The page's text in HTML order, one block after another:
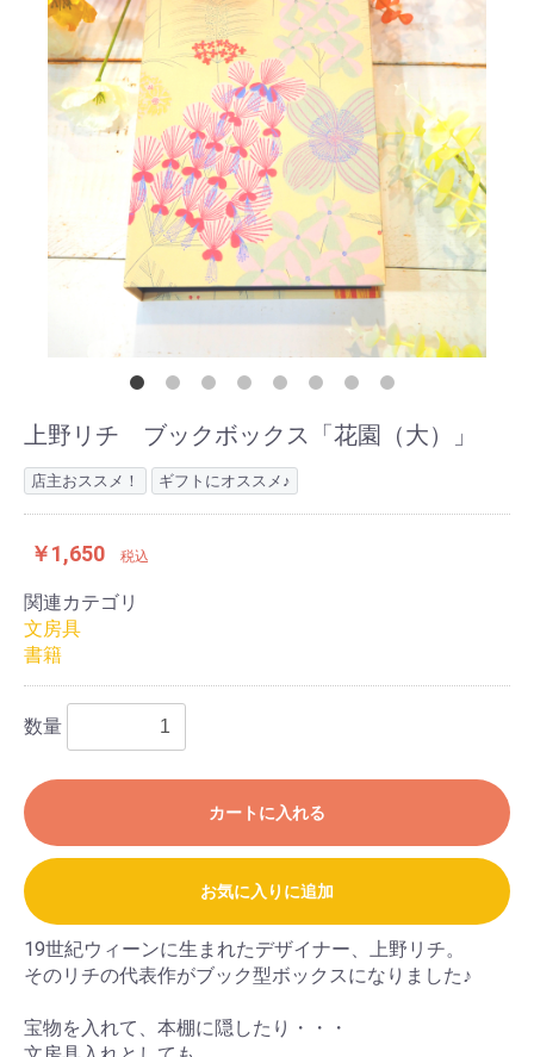
上野リチ ブックボックス「花園（大）」
店主おススメ！ ギフトにオススメ♪
￥1,650 税込
関連カテゴリ
文房具
書籍
数量
カートに入れる
お気に入りに追加
19世紀ウィーンに生まれたデザイナー、上野リチ。
そのリチの代表作がブック型ボックスになりました♪
宝物を入れて、本棚に隠したり・・・